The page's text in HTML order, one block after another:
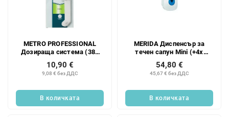
METRO PROFESSIONAL
Дозираща система (380
9,08 € без ДДС
10,90 €
В количката
MERIDA Диспенсър за
течен сапун Mini (+4x
наблюдение) 400 мл
45,67 € без ДДС
54,80 €
В количката